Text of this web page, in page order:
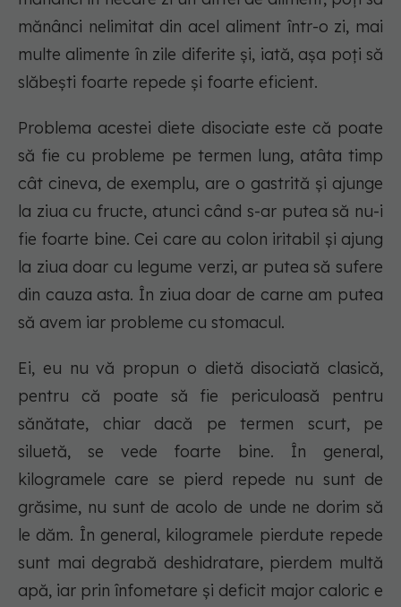
mănânci nelimitat din acel aliment într-o zi, mai
multe alimente în zile diferite și, iată, așa poți să
slăbești foarte repede și foarte eficient.
Problema acestei diete disociate este că poate
să fie cu probleme pe termen lung, atâta timp
cât cineva, de exemplu, are o gastrită și ajunge
la ziua cu fructe, atunci când s-ar putea să nu-i
fie foarte bine. Cei care au colon iritabil și ajung
la ziua doar cu legume verzi, ar putea să sufere
din cauza asta. În ziua doar de carne am putea
să avem iar probleme cu stomacul.
Ei, eu nu vă propun o dietă disociată clasică,
pentru că poate să fie periculoasă pentru
sănătate, chiar dacă pe termen scurt, pe
siluetă, se vede foarte bine. În general,
kilogramele care se pierd repede nu sunt de
grăsime, nu sunt de acolo de unde ne dorim să
le dăm. În general, kilogramele pierdute repede
sunt mai degrabă deshidratare, pierdem multă
apă, iar prin înfometare și deficit major caloric e